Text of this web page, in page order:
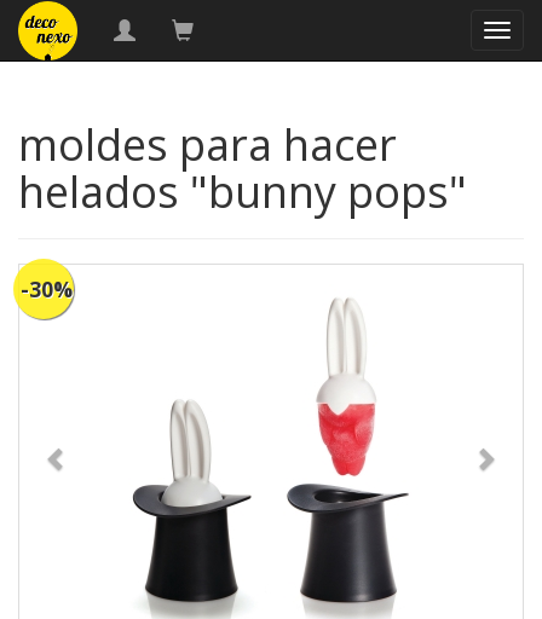
moldes para hacer
helados "bunny pops"
-30%